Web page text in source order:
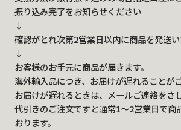
振り込み完了をお知らせください
↓
確認がとれ次第2営業日以内に商品を発送
↓
お客様のお手元に商品が届きます。
海外輸入品につき、お届けが遅れることが
お届けが遅れるときは、メールご連絡をさ
代引きのご注文ですと通常1～2営業日で商
おります。